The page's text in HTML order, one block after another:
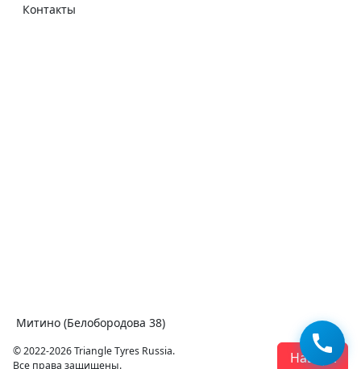
Контакты
Митино (Белобородова 38)
© 2022-2026 Triangle Tyres Russia.
Все права защищены.
Наверх